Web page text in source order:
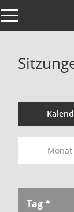
Toggle navigation
Monat
Tag